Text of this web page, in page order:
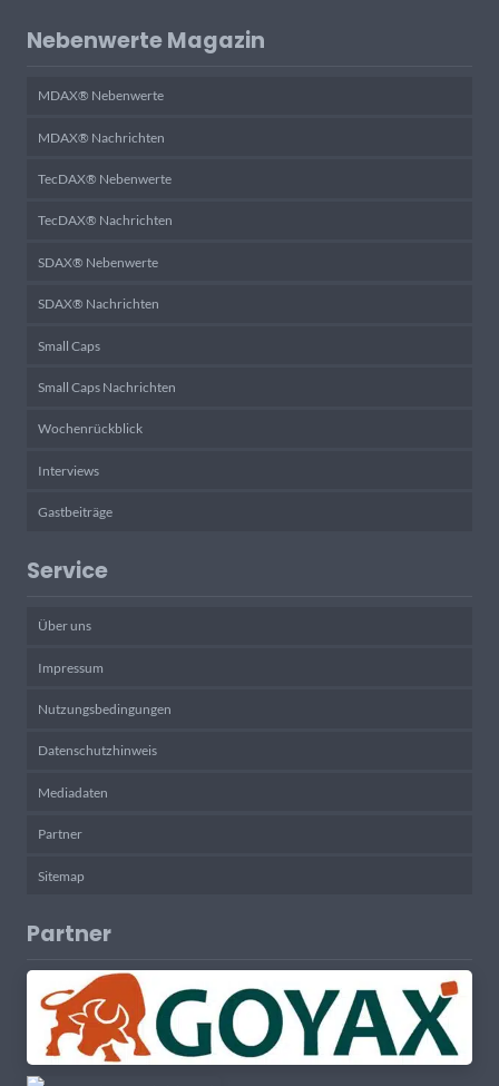
Nebenwerte Magazin
MDAX® Nebenwerte
MDAX® Nachrichten
TecDAX® Nebenwerte
TecDAX® Nachrichten
SDAX® Nebenwerte
SDAX® Nachrichten
Small Caps
Small Caps Nachrichten
Wochenrückblick
Interviews
Gastbeiträge
Service
Über uns
Impressum
Nutzungsbedingungen
Datenschutzhinweis
Mediadaten
Partner
Sitemap
Partner